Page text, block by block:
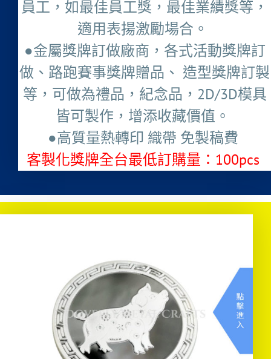
員工，如最佳員工獎，最佳業績獎等，
適用表揚激勵場合。
●金屬獎牌訂做廠商，各式活動獎牌訂
做、路跑賽事獎牌贈品、 造型獎牌訂製
等，可做為禮品，紀念品，2D/3D模具
皆可製作，增添收藏價值。
●高質量熱轉印 織帶 免製稿費
客製化獎牌全台最低訂購量：100pcs ​